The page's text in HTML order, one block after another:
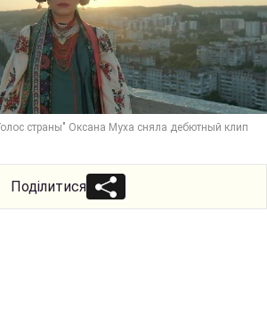
страны" Оксана Муха сняла дебютный клип
Поділитися